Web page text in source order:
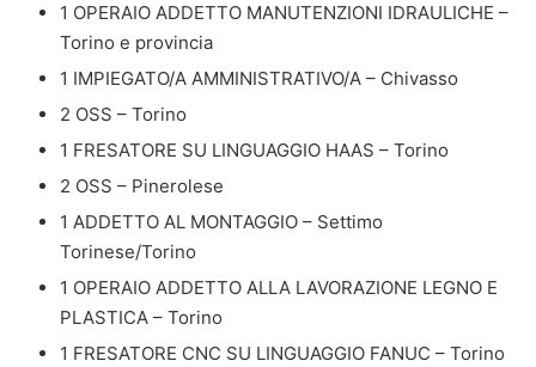
1 OPERAIO ADDETTO MANUTENZIONI IDRAULICHE –
Torino e provincia
1 IMPIEGATO/A AMMINISTRATIVO/A – Chivasso
2 OSS – Torino
1 FRESATORE SU LINGUAGGIO HAAS – Torino
2 OSS – Pinerolese
1 ADDETTO AL MONTAGGIO – Settimo
Torinese/Torino
1 OPERAIO ADDETTO ALLA LAVORAZIONE LEGNO E
PLASTICA – Torino
1 FRESATORE CNC SU LINGUAGGIO FANUC – Torino